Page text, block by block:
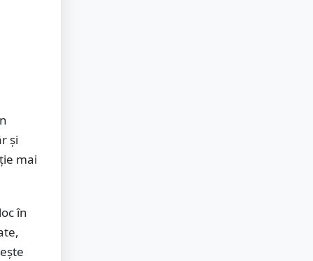
și
mai
în